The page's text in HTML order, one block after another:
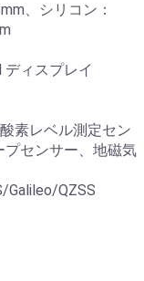
、シリコン：
ィスプレイ
素レベル測定セン
センサー、地磁気
Galileo/QZSS